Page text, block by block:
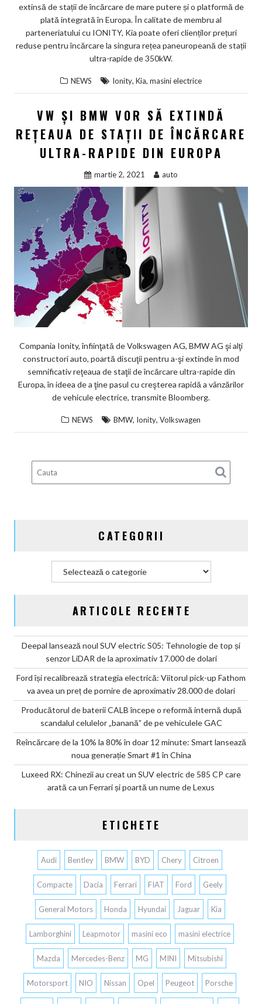
extinsă de stații de încărcare de mare putere și o platformă de
plată integrată în Europa. În calitate de membru al
parteneriatului cu IONITY, Kia poate oferi clienților prețuri
reduse pentru încărcare la singura rețea paneuropeană de stații
ultra-rapide de 350kW.
NEWS Ionity, Kia, masini electrice
VW ŞI BMW VOR SĂ EXTINDĂ
REŢEAUA DE STAŢII DE ÎNCĂRCARE
ULTRA-RAPIDE DIN EUROPA
martie 2, 2021 auto
Compania Ionity, înfiinţată de Volkswagen AG, BMW AG şi alţi
constructori auto, poartă discuţii pentru a-şi extinde în mod
semnificativ reţeaua de staţii de încărcare ultra-rapide din
Europa, în ideea de a ţine pasul cu creşterea rapidă a vânzărilor
de vehicule electrice, transmite Bloomberg.
NEWS BMW, Ionity, Volkswagen
CATEGORII
ARTICOLE RECENTE
Deepal lansează noul SUV electric S05: Tehnologie de top și
senzor LiDAR de la aproximativ 17.000 de dolari
Ford își recalibrează strategia electrică: Viitorul pick-up Fathom
va avea un preț de pornire de aproximativ 28.000 de dolari
Producătorul de baterii CALB începe o reformă internă după
scandalul celulelor „banană” de pe vehiculele GAC
Reîncărcare de la 10% la 80% în doar 12 minute: Smart lansează
noua generație Smart #1 în China
Luxeed RX: Chinezii au creat un SUV electric de 585 CP care
arată ca un Ferrari și poartă un nume de Lexus
ETICHETE
Audi Bentley BMW BYD Chery Citroen
Compacte Dacia Ferrari FIAT Ford Geely
General Motors Honda Hyundai Jaguar Kia
Lamborghini Leapmotor masini eco masini electrice
Mazda Mercedes-Benz MG MINI Mitsubishi
Motorsport NIO Nissan Opel Peugeot Porsche